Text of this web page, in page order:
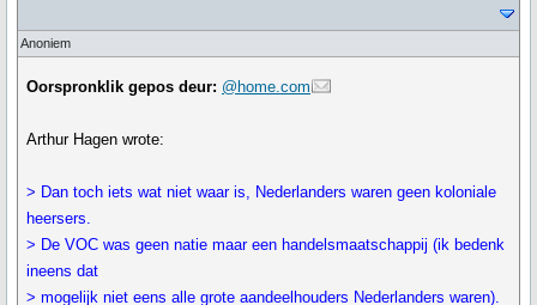
Anoniem
Oorspronklik gepos deur: @home.com
Arthur Hagen wrote:
> Dan toch iets wat niet waar is, Nederlanders waren geen koloniale
heersers.
> De VOC was geen natie maar een handelsmaatschappij (ik bedenk
ineens dat
> mogelijk niet eens alle grote aandeelhouders Nederlanders waren).